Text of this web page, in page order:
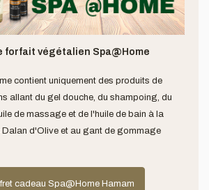
forfait végétalien Spa@Home
contient uniquement des produits de
allant du gel douche, du shampoing, du
de massage et de l'huile de bain à la
Dalan d'Olive et au gant de gommage
cadeau Spa@Home Hamam